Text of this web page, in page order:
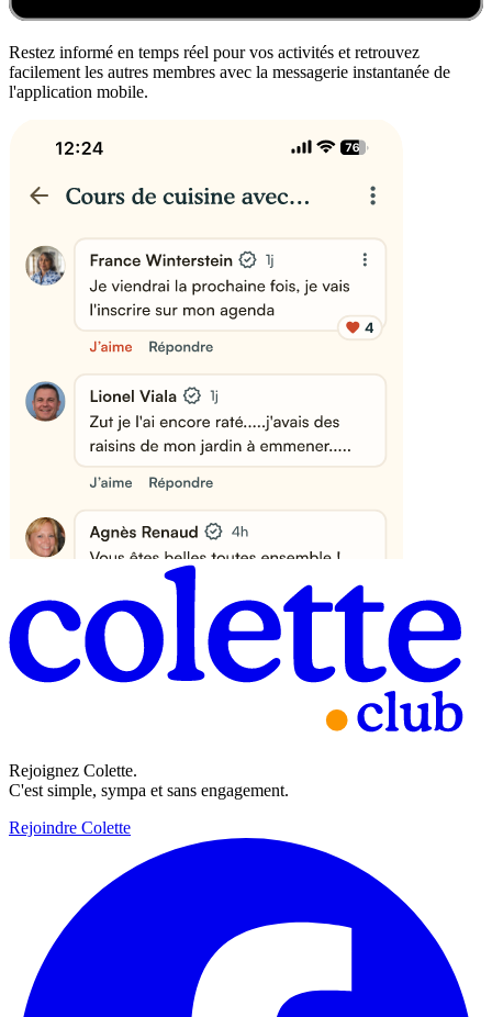
Restez informé en temps réel pour vos activités et retrouvez
facilement les autres membres avec la messagerie instantanée de
l'application mobile.
Rejoignez Colette.
C'est simple, sympa et sans engagement.
Rejoindre Colette